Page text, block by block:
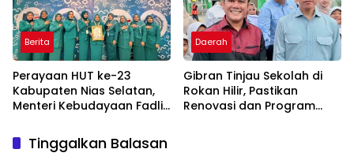
Berita
Perayaan HUT ke-23
Kabupaten Nias Selatan,
Menteri Kebudayaan Fadli
sebagai Fondasi
Pembangunan Daerah
Daerah
Gibran Tinjau Sekolah di
Rokan Hilir, Pastikan
Renovasi dan Program
Tinggalkan Balasan